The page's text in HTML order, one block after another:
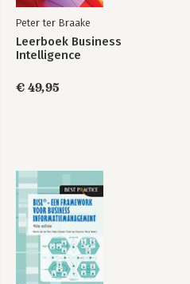
Peter ter Braake
Leerboek Business
Intelligence
€ 49,95